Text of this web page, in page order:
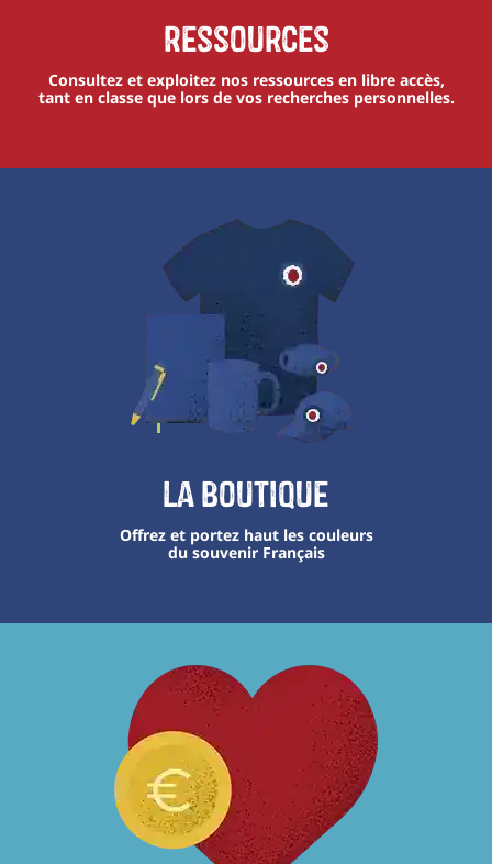
Ressources
Consultez et exploitez nos ressources en libre accès,
tant en classe que lors de vos recherches personnelles.
La boutique
Offrez et portez haut les couleurs
du souvenir Français